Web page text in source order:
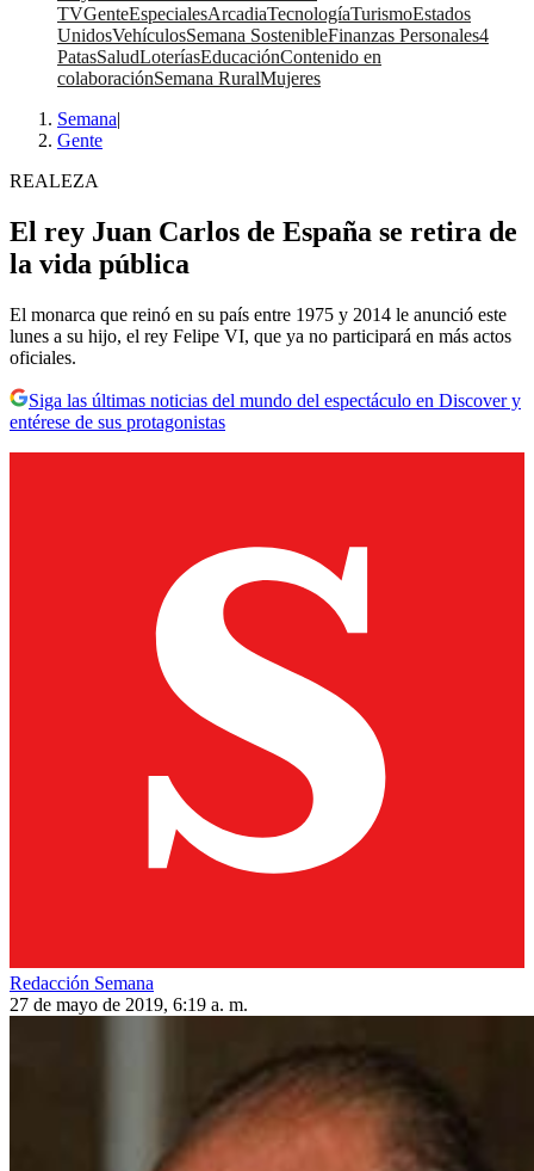
TVGenteEspecialesArcadiaTecnologíaTurismoEstados
UnidosVehículosSemana SostenibleFinanzas Personales4
PatasSaludLoteríasEducaciónContenido en
colaboraciónSemana RuralMujeres
Semana|
Gente
REALEZA
El rey Juan Carlos de España se retira de
la vida pública
El monarca que reinó en su país entre 1975 y 2014 le anunció este
lunes a su hijo, el rey Felipe VI, que ya no participará en más actos
oficiales.
Siga las últimas noticias del mundo del espectáculo en Discover y
entérese de sus protagonistas
Redacción Semana
27 de mayo de 2019, 6:19 a. m.